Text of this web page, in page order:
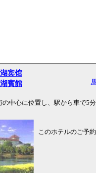
宾馆
賓館
の中心に位置し、駅から車で5
このホテルのご予